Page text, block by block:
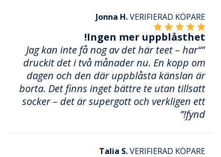
Jonna H.VERIFIERAD KÖPARE
Ingen mer uppblåsthet!
"“Jag kan inte få nog av det här teet – har
druckit det i två månader nu. En kopp om
dagen och den där uppblåsta känslan är
borta. Det finns inget bättre te utan tillsatt
socker – det är supergott och verkligen ett
fynd!”
Talia S.VERIFIERAD KÖPARE